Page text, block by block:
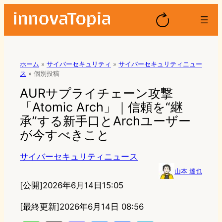
ホーム » サイバーセキュリティ » サイバーセキュリティニュー
ス » 個別投稿
AURサプライチェーン攻撃
「Atomic Arch」｜信頼を“継
承”する新手口とArchユーザー
が今すべきこと
サイバーセキュリティニュース
山本 達也
[公開]2026年6月14日15:05
[最終更新]2026年6月14日 08:56